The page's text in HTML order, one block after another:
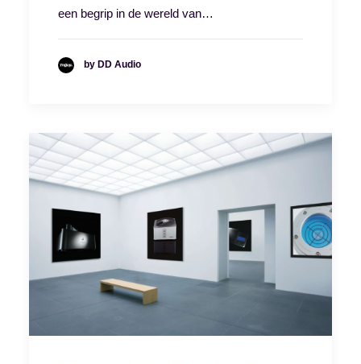
een begrip in de wereld van…
by DD Audio